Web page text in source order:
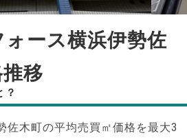
ース横浜伊勢佐
移
？
佐木町の平均売買㎡価格を最大3